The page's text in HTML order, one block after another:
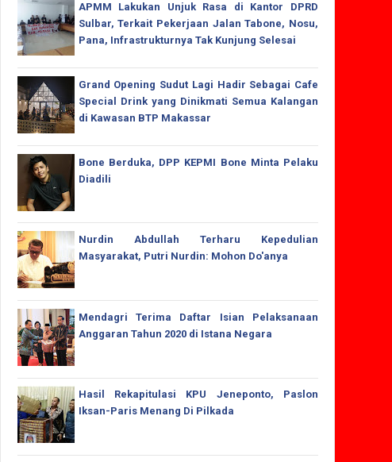
APMM Lakukan Unjuk Rasa di Kantor DPRD
Sulbar, Terkait Pekerjaan Jalan Tabone, Nosu,
Pana, Infrastrukturnya Tak Kunjung Selesai
Grand Opening Sudut Lagi Hadir Sebagai Cafe
Special Drink yang Dinikmati Semua Kalangan
di Kawasan BTP Makassar
Bone Berduka, DPP KEPMI Bone Minta Pelaku
Diadili
Nurdin Abdullah Terharu Kepedulian
Masyarakat, Putri Nurdin: Mohon Do'anya
Mendagri Terima Daftar Isian Pelaksanaan
Anggaran Tahun 2020 di Istana Negara
Hasil Rekapitulasi KPU Jeneponto, Paslon
Iksan-Paris Menang Di Pilkada